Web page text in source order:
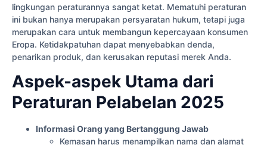
lingkungan peraturannya sangat ketat. Mematuhi peraturan
ini bukan hanya merupakan persyaratan hukum, tetapi juga
merupakan cara untuk membangun kepercayaan konsumen
Eropa. Ketidakpatuhan dapat menyebabkan denda,
penarikan produk, dan kerusakan reputasi merek Anda.
Aspek-aspek Utama dari
Peraturan Pelabelan 2025
Informasi Orang yang Bertanggung Jawab
Kemasan harus menampilkan nama dan alamat